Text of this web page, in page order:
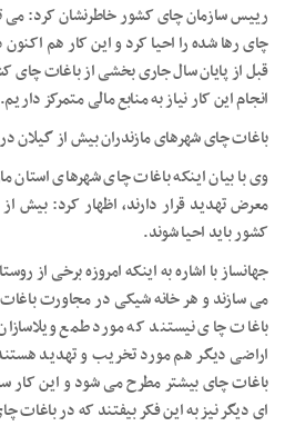
چای رها شده را احیا کرد و این کار هم
قبل از پایان سال جاری بخشی از باغات چای
انجام این کار نیاز به منابع مالی متمرکز داریم.
باغات چای شهرهای مازندران بیش از گیلان
وی با بیان اینکه باغات چای شهرهای استان
کشور باید احیا شوند.
جهانساز با اشاره به اینکه امروزه برخی از
می سازند و هر خانه شیکی در مجاورت
باغات چای نیستند که مورد طمع
اراضی دیگر هم مورد تخریب و تهدید
باغات چای بیشتر مطرح می شود و این
ای دیگر نیز به این فکر بیفتند که در باغات